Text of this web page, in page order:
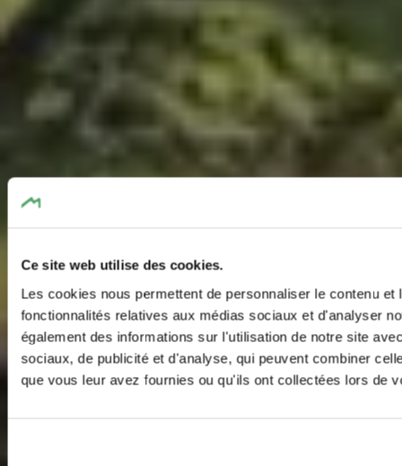
Ce site web utilise des cookies.
Les cookies nous permettent de personnaliser le contenu
fonctionnalités relatives aux médias sociaux et d'analyser
également des informations sur l'utilisation de notre site
sociaux, de publicité et d'analyse, qui peuvent combiner
que vous leur avez fournies ou qu'ils ont collectées lors de